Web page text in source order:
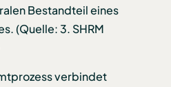
Bestandteil eines
(Quelle: 3. SHRM
verbindet